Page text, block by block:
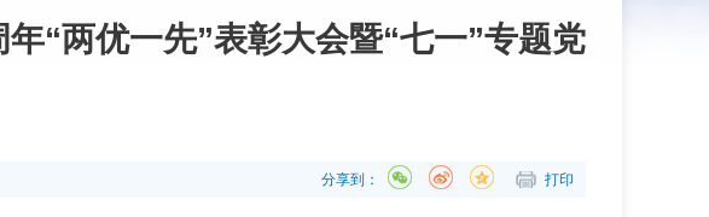
“两优一先”表彰大会暨“七一”专题党
打印
分享到：